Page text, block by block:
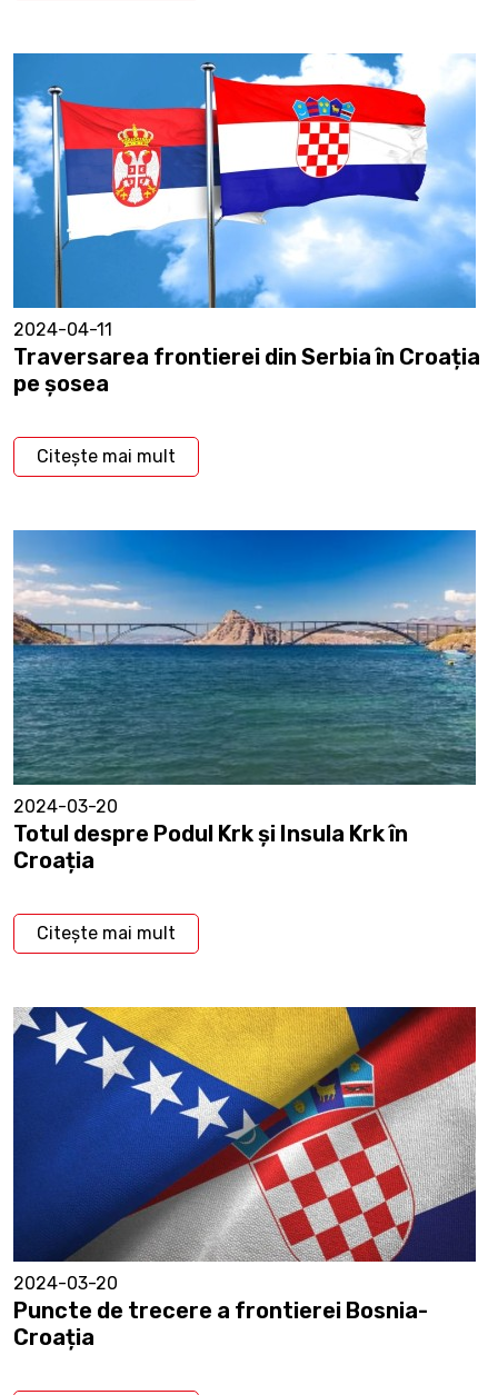
2024-04-11
Traversarea frontierei din Serbia în Croația
pe șosea
Citește mai mult
2024-03-20
Totul despre Podul Krk și Insula Krk în
Croația
Citește mai mult
2024-03-20
Puncte de trecere a frontierei Bosnia-
Croația